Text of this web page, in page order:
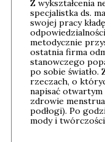
Z wykształcenia
specjalistka ds.
swojej pracy
metodycznie
ostatnia firma
stanowczego
po sobie światło.
rzeczach, o
napisać
zdrowie
podłogi). Po
mody i twórczości